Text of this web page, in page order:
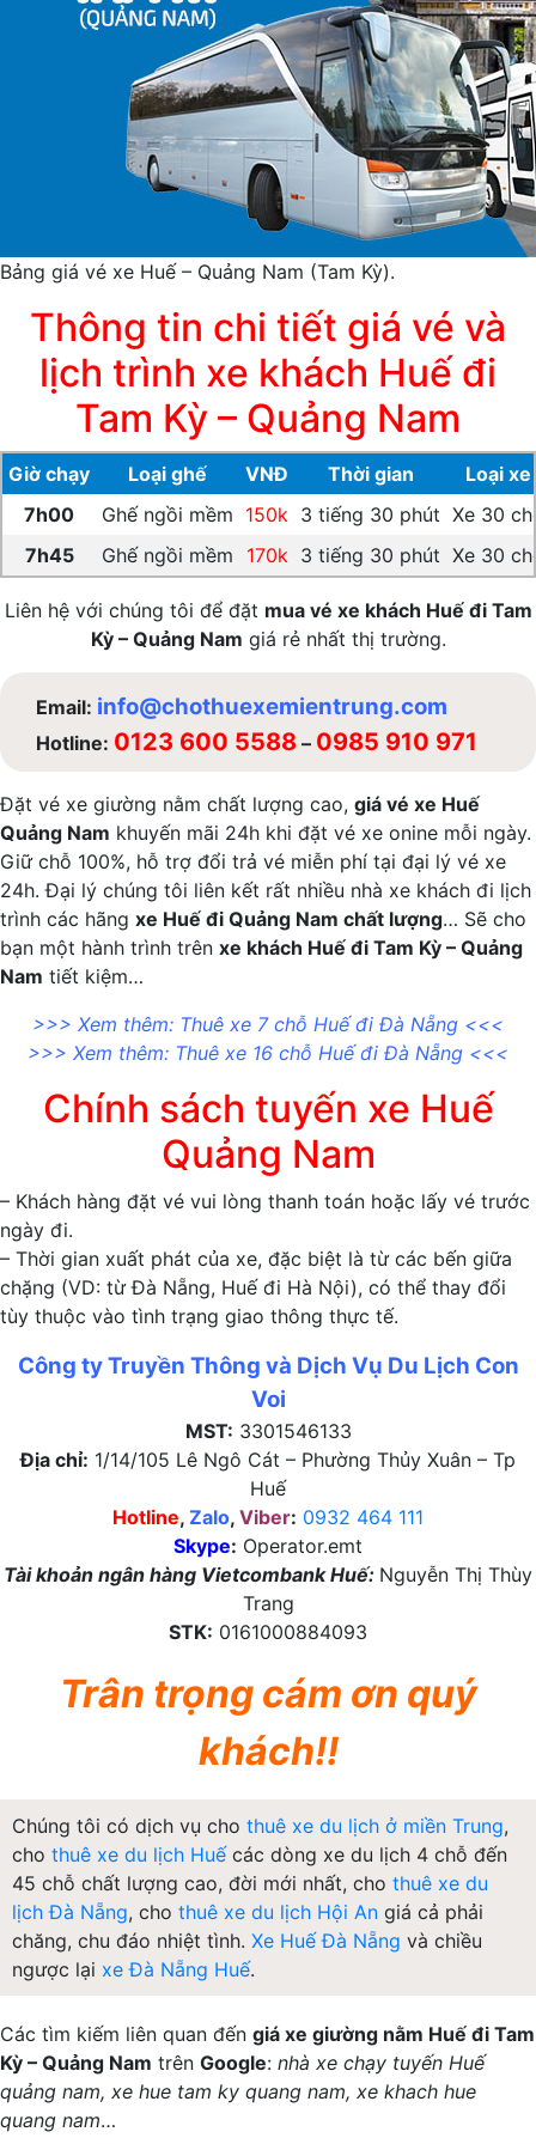
Bảng giá vé xe Huế – Quảng Nam (Tam Kỳ).
Thông tin chi tiết giá vé và
lịch trình xe khách Huế đi
Tam Kỳ – Quảng Nam
Giờ chạy Loại ghế VNĐ Thời gian
Loại xe
7h00
Ghế ngồi mềm 150k 3 tiếng 30 phút Xe 30
7h45
Ghế ngồi mềm 170k 3 tiếng 30 phút Xe 30
Liên hệ với chúng tôi để đặt mua vé xe khách Huế đi Tam
Kỳ – Quảng Nam giá rẻ nhất thị trường.
Email: info@chothuexemientrung.com
Hotline: 0123 600 5588 – 0985 910 971
Đặt vé xe giường nằm chất lượng cao, giá vé xe Huế
Quảng Nam khuyến mãi 24h khi đặt vé xe onine mỗi ngày.
Giữ chỗ 100%, hỗ trợ đổi trả vé miễn phí tại đại lý vé xe
24h. Đại lý chúng tôi liên kết rất nhiều nhà xe khách đi lịch
trình các hãng xe Huế đi Quảng Nam chất lượng… Sẽ cho
bạn một hành trình trên xe khách Huế đi Tam Kỳ – Quảng
Nam tiết kiệm…
>>> Xem thêm: Thuê xe 7 chỗ Huế đi Đà Nẵng <<<
>>> Xem thêm: Thuê xe 16 chỗ Huế đi Đà Nẵng <<<
Chính sách tuyến xe Huế
Quảng Nam
– Khách hàng đặt vé vui lòng thanh toán hoặc lấy vé trước
ngày đi.
– Thời gian xuất phát của xe, đặc biệt là từ các bến giữa
chặng (VD: từ Đà Nẵng, Huế đi Hà Nội), có thể thay đổi
tùy thuộc vào tình trạng giao thông thực tế.
Công ty Truyền Thông và Dịch Vụ Du Lịch Con
Voi
MST: 3301546133
Địa chỉ: 1/14/105 Lê Ngô Cát – Phường Thủy Xuân – Tp
Huế
Hotline, Zalo, Viber: 0932 464 111
Skype: Operator.emt
Tài khoản ngân hàng Vietcombank Huế: Nguyễn Thị Thùy
Trang
STK: 0161000884093
Trân trọng cám ơn quý
khách!!
Chúng tôi có dịch vụ cho thuê xe du lịch ở miền Trung,
cho thuê xe du lịch Huếcác dòng xe du lịch 4 chỗ đến
45 chỗ chất lượng cao, đời mới nhất, cho thuê xe du
lịch Đà Nẵng, cho thuê xe du lịch Hội An giá cả phải
chăng, chu đáo nhiệt tình. Xe Huế Đà Nẵng và chiều
ngược lại xe Đà Nẵng Huế.
Các tìm kiếm liên quan đến giá xe giường nằm Huế đi Tam
Kỳ – Quảng Nam trên Google: nhà xe chạy tuyến Huế
quảng nam, xe hue tam ky quang nam, xe khach hue
quang nam…